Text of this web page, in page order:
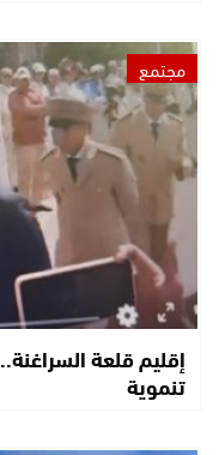
مجتمع
إقليم قلعة
تنموية